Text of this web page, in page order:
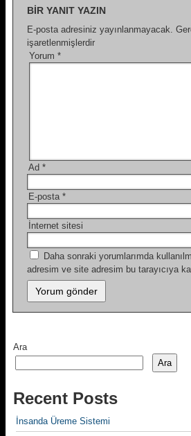
BIR YANIT YAZIN
E-posta adresiniz yayınlanmayacak.
işaretlenmişlerdir
Yorum *
Ad *
E-posta *
İnternet sitesi
Daha sonraki yorumlarımda
adresim ve site adresim bu tarayıcıya
Ara
Ara
Recent Posts
İnsanda Üreme Sistemi